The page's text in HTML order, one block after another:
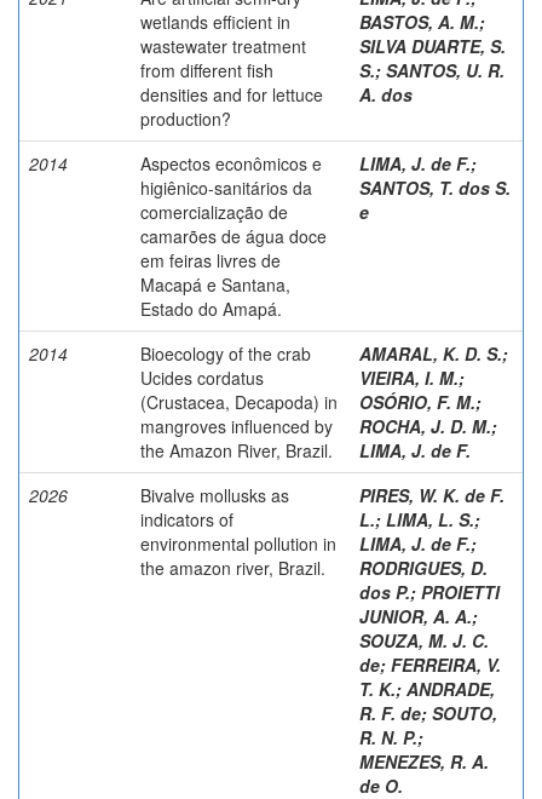
wetlands efficient in
wastewater treatment
from different fish
densities and for lettuce
production?
BASTOS, A. M.;
SILVA DUARTE, S.
S.; SANTOS, U. R.
A. dos
2014
Aspectos econômicos e
higiênico-sanitários da
comercialização de
camarões de água doce
em feiras livres de
Macapá e Santana,
Estado do Amapá.
LIMA, J. de F.;
SANTOS, T. dos S.
e
2014
Bioecology of the crab
Ucides cordatus
(Crustacea, Decapoda) in
mangroves influenced by
the Amazon River, Brazil.
AMARAL, K. D. S.;
VIEIRA, I. M.;
OSÓRIO, F. M.;
ROCHA, J. D. M.;
LIMA, J. de F.
2026
Bivalve mollusks as
indicators of
environmental pollution in
the amazon river, Brazil.
PIRES, W. K. de F.
L.; LIMA, L. S.;
LIMA, J. de F.;
RODRIGUES, D.
dos P.; PROIETTI
JUNIOR, A. A.;
SOUZA, M. J. C.
de; FERREIRA, V.
T. K.; ANDRADE,
R. F. de; SOUTO,
R. N. P.;
MENEZES, R. A.
de O.